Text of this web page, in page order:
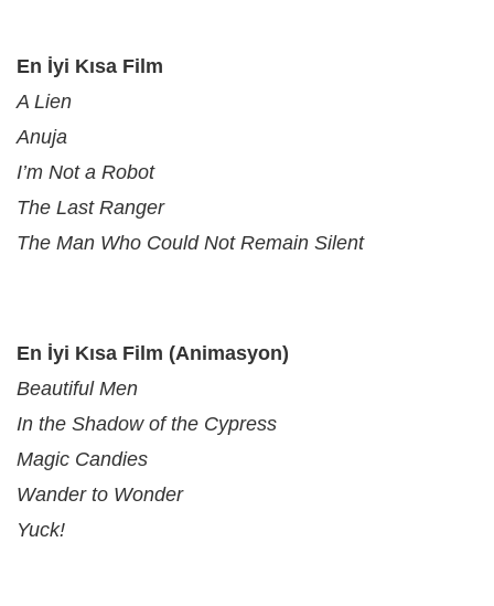
En İyi Kısa Film
A Lien
Anuja
I’m Not a Robot
The Last Ranger
The Man Who Could Not Remain Silent
En İyi Kısa Film (Animasyon)
Beautiful Men
In the Shadow of the Cypress
Magic Candies
Wander to Wonder
Yuck!